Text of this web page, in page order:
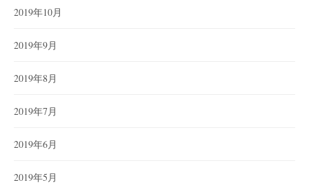
2019年10月
2019年9月
2019年8月
2019年7月
2019年6月
2019年5月